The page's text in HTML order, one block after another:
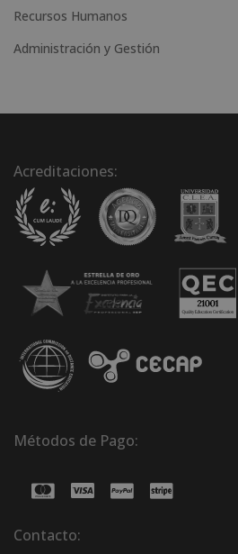
Recursos Humanos
Administración y Gestión
Acreditaciones:
Métodos de Pago:
Contacto: